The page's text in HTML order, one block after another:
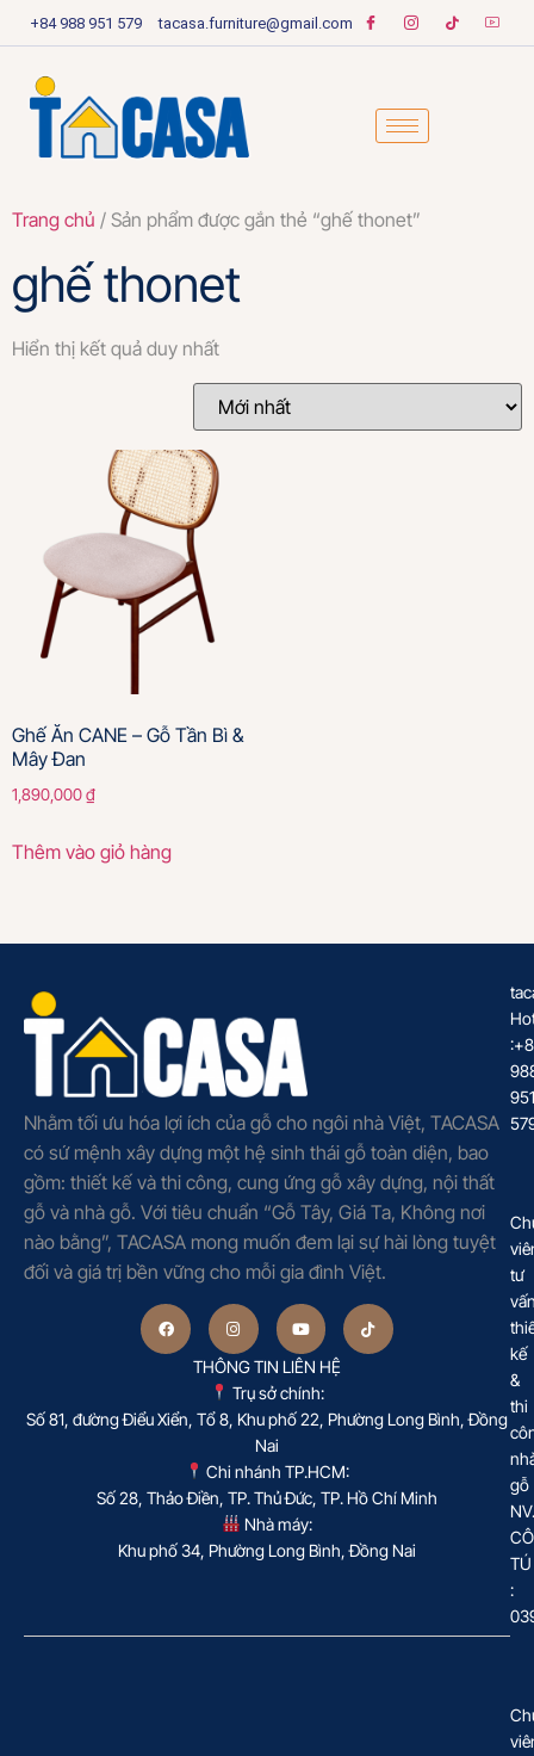
+84 988 951 579 tacasa.furniture@gmail.com
Trang chủ / Sản phẩm được gắn thẻ “ghế thonet”
ghế thonet
Hiển thị kết quả duy nhất
Ghế Ăn CANE – Gỗ Tần Bì &
Mây Đan
1,890,000₫
Thêm vào giỏ hàng
Nhằm tối ưu hóa lợi ích của gỗ cho ngôi nhà Việt, TACASA
có sứ mệnh xây dựng một hệ sinh thái gỗ toàn diện, bao
gồm: thiết kế và thi công, cung ứng gỗ xây dựng, nội thất
gỗ và nhà gỗ. Với tiêu chuẩn “Gỗ Tây, Giá Ta, Không nơi
nào bằng”, TACASA mong muốn đem lại sự hài lòng tuyệt
đối và giá trị bền vững cho mỗi gia đình Việt.
THÔNG TIN LIÊN HỆ
Trụ sở chính:
Số 81, đường Điểu Xiển, Tổ 8, Khu phố 22, Phường Long Bình, Đồng
Nai
Chi nhánh TP.HCM:
Số 28, Thảo Điền, TP. Thủ Đức, TP. Hồ Chí Minh
Nhà máy:
Khu phố 34, Phường Long Bình, Đồng Nai
951
tư
kế
&
thi
gỗ
NV.
TÚ
: